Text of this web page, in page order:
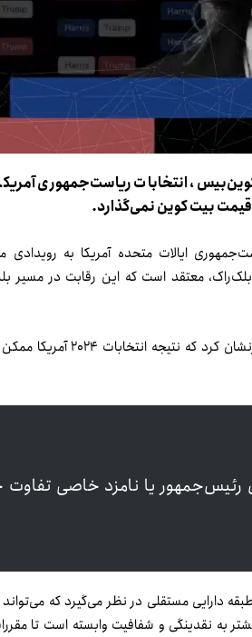
انتخابات ریاست‌جمهوری
قیمت بیت کوین نمی‌گذارد.
ایالات متحده آمریکا به
معتقد است که این رقابت در مسیر
فینک در صحبت‌های اخیرش
رئیس‌جمهور یا نامزد خاصی
دارایی مستقلی در نظر می‌گیرد که
به نقدینگی و شفافیت وابسته است تا